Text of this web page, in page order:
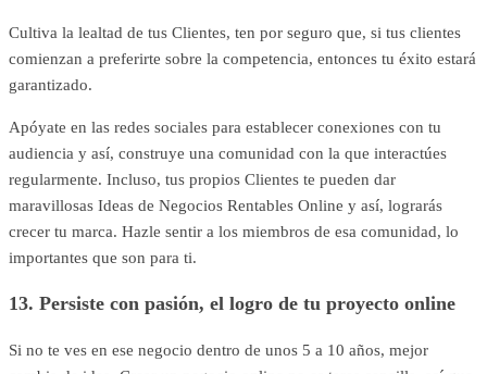
Cultiva la lealtad de tus Clientes, ten por seguro que, si tus clientes
comienzan a preferirte sobre la competencia, entonces tu éxito estará
garantizado.
Apóyate en las redes sociales para establecer conexiones con tu
audiencia y así, construye una comunidad con la que interactúes
regularmente. Incluso, tus propios Clientes te pueden dar
maravillosas Ideas de Negocios Rentables Online y así, lograrás
crecer tu marca. Hazle sentir a los miembros de esa comunidad, lo
importantes que son para ti.
13. Persiste con pasión, el logro de tu proyecto online
Si no te ves en ese negocio dentro de unos 5 a 10 años, mejor